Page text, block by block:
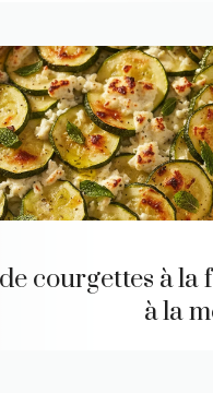
courgettes à la
à la